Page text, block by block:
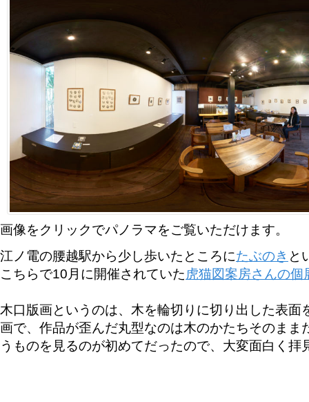
画像をクリックでパノラマをご覧いただけます。
江ノ電の腰越駅から少し歩いたところにたぶのき と
こちらで10月に開催されていた虎猫図案房さんの個
木口版画というのは、木を輪切りに切り出した表面
画で、作品が歪んだ丸型なのは木のかたちそのまま
うものを見るのが初めてだったので、大変面白く拝